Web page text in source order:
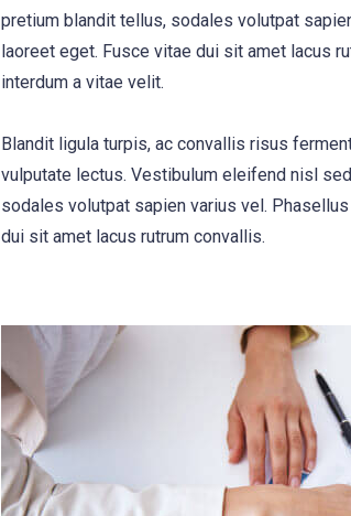
pretium blandit tellus, sodales volutpat
laoreet eget. Fusce vitae dui sit amet lacus
interdum a vitae velit.
Blandit ligula turpis, ac convallis risus
vulputate lectus. Vestibulum eleifend nisl
sodales volutpat sapien varius vel.
dui sit amet lacus rutrum convallis.